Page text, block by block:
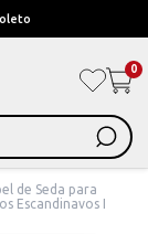
0
de Seda para
Escandinavos I